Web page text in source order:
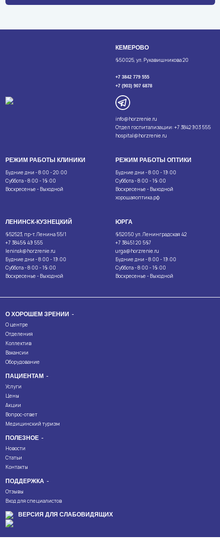
КЕМЕРОВО
650025, ул. Рукавишникова 20
+7 3842 779 555
+7 (903) 907 6878
info@horzrenie.ru
Отдел госпитализации: +7 3842 903 555
hospital@horzrenie.ru
РЕЖИМ РАБОТЫ КЛИНИКИ
Будние дни - 8:00 - 20:00
Суббота - 8:00 - 16:00
Воскресенье - Выходной
РЕЖИМ РАБОТЫ ОПТИКИ
Будние дни - 8:00 - 19:00
Суббота - 8:00 - 16:00
Воскресенье - Выходной
хорошаяоптика.рф
ЛЕНИНСК-КУЗНЕЦКИЙ
652523, пр-т. Ленина 55/1
+7 38456 49 555
leninsk@horzrenie.ru
Будние дни - 8:00 - 19:00
Суббота - 8:00 - 16:00
Воскресенье - Выходной
ЮРГА
652050 ул. Ленинградская 42
+7 38451 20 567
urga@horzrenie.ru
Будние дни - 8:00 - 19:00
Суббота - 8:00 - 16:00
Воскресенье - Выходной
О ХОРОШЕМ ЗРЕНИИ
О центре
Отделения
Коллектив
Вакансии
Оборудование
ПАЦИЕНТАМ
Услуги
Цены
Акции
Вопрос-ответ
Медицинский туризм
ПОЛЕЗНОЕ
Новости
Статьи
Контакты
ПОДДЕРЖКА
Отзывы
Вход для специалистов
ВЕРСИЯ ДЛЯ СЛАБОВИДЯЩИХ